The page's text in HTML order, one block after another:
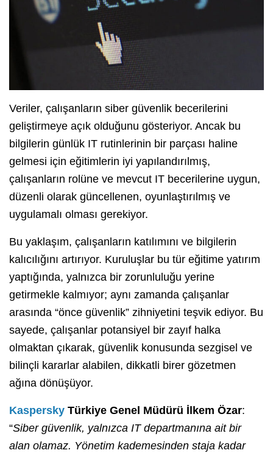
Veriler, çalışanların siber güvenlik becerilerini
geliştirmeye açık olduğunu gösteriyor. Ancak bu
bilgilerin günlük IT rutinlerinin bir parçası haline
gelmesi için eğitimlerin iyi yapılandırılmış,
çalışanların rolüne ve mevcut IT becerilerine uygun,
düzenli olarak güncellenen, oyunlaştırılmış ve
uygulamalı olması gerekiyor.
Bu yaklaşım, çalışanların katılımını ve bilgilerin
kalıcılığını artırıyor. Kuruluşlar bu tür eğitime yatırım
yaptığında, yalnızca bir zorunluluğu yerine
getirmekle kalmıyor; aynı zamanda çalışanlar
arasında “önce güvenlik” zihniyetini teşvik ediyor. Bu
sayede, çalışanlar potansiyel bir zayıf halka
olmaktan çıkarak, güvenlik konusunda sezgisel ve
bilinçli kararlar alabilen, dikkatli birer gözetmen
ağına dönüşüyor.
Kaspersky Türkiye Genel Müdürü İlkem Özar:
“Siber güvenlik, yalnızca IT departmanına ait bir
alan olamaz. Yönetim kademesinden staja kadar